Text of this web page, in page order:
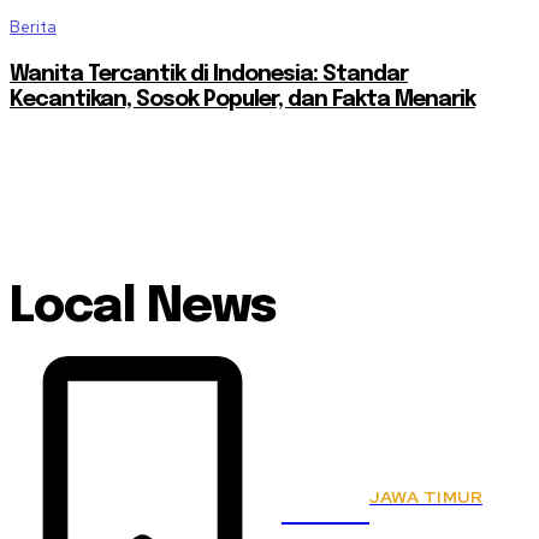
Berita
Wanita Tercantik di Indonesia: Standar
Kecantikan, Sosok Populer, dan Fakta Menarik
Local News
JAWA TIMUR